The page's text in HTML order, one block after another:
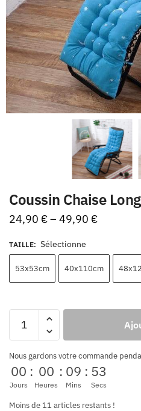
Coussin Chaise
24,90 €– 49,90 €
TAILLE: Sélectionne
53x53cm 40x110cm
Nous gardons votre commande
00
Jours
: 00
Heures
: 09
Mins
: 53
Secs
Moins de 11 articles restants !